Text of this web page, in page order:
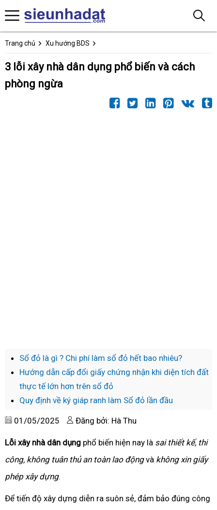
Trang chủ Xu hướng BDS
3 lỗi xây nhà dân dụng phổ biến và cách
phòng ngừa
Sổ đỏ là gì ? Chi phí làm sổ đỏ hết bao nhiêu?
Hướng dẫn cấp đổi giấy chứng nhận khi diện tích đất
thực tế lớn hơn trên sổ đỏ
Quy định về ký giáp ranh làm Sổ đỏ lần đầu
01/05/2025 Đăng bởi: Hà Thu
Lỗi xây nhà dân dụng phổ biến hiện nay là sai thiết kế, thi
công, không tuân thủ an toàn lao độngvà không xin giấy
phép xây dựng.
Để tiến độ xây dựng diễn ra suôn sẻ, đảm bảo đúng công